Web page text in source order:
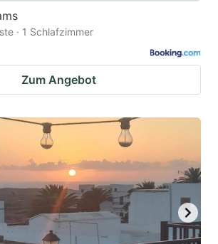
· 1 Schlafzimmer
Zum Angebot